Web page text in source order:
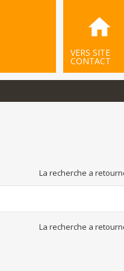
VERS SITE
CONTACT
La recherche a
La recherche a